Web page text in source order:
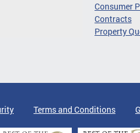
Consumer
Contracts
Property
Terms and Conditions